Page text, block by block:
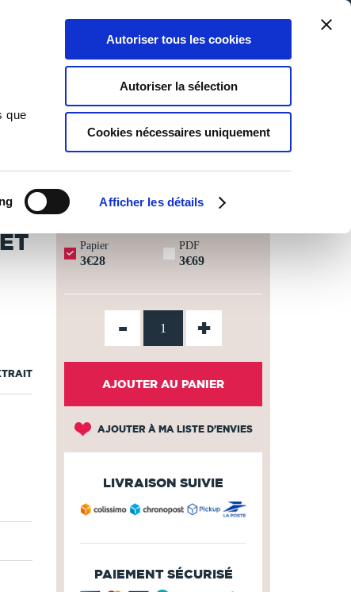
que
Afficher les détails
Autoriser tous les cookies
Autoriser la sélection
Cookies nécessaires uniquement
0
Panier
0
Ma liste
Connexion
OUVRÉS ⏱️
Papier
3€28
PDF
3€69
- +
AJOUTER AU PANIER
AJOUTER À MA LISTE D'ENVIES
LIVRAISON SUIVIE
PAIEMENT SÉCURISÉ